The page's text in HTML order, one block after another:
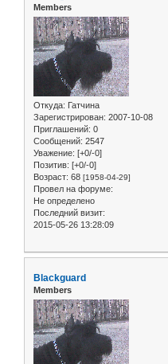
Members
Откуда: Гатчина
Зарегистрирован: 2007-10-08
Приглашений: 0
Сообщений: 2547
Уважение: [+0/-0]
Позитив: [+0/-0]
Возраст: 68 [1958-04-29]
Провел на форуме:
Не определено
Последний визит:
2015-05-26 13:28:09
Blackguard
Members